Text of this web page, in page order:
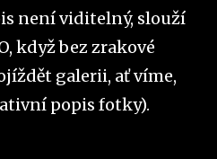
není viditelný, slouží
když bez zrakové
galerii, ať víme,
popis fotky).